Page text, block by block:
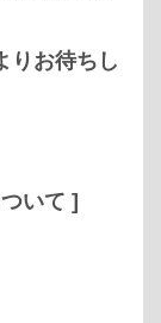
りお待ちし
いて ]